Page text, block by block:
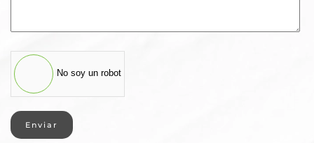
No soy un robot
Enviar